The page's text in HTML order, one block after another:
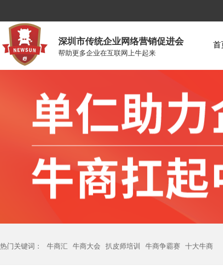
深圳市传统企业网络营销促进会
帮助更多企业在互联网上牛起来
热门关键词： 牛商汇 牛商大会 扒皮师培训 牛商争霸赛 十大牛商